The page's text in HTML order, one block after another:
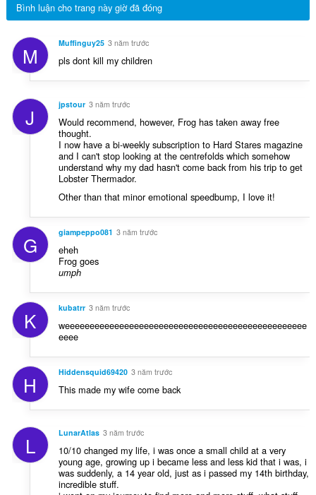
Bình luận cho trang này giờ đã đóng
M Muffinguy25 3 năm trước
pls dont kill my children
J jpstour 3 năm trước
Would recommend, however, Frog has taken away free
thought.
I now have a bi-weekly subscription to Hard Stares magazine
and I can't stop looking at the centrefolds which somehow
understand why my dad hasn't come back from his trip to get
Lobster Thermador.
Other than that minor emotional speedbump, I love it!
G giampeppo081 3 năm trước
eheh
Frog goes
umph
K kubatrr 3 năm trước
weeeeeeeeeeeeeeeeeeeeeeeeeeeeeeeeeeeeeeeeeeeeeeeee
eeee
H Hiddensquid69420 3 năm trước
This made my wife come back
L LunarAtlas 3 năm trước
10/10 changed my life, i was once a small child at a very
young age, growing up i became less and less kid that i was, i
was suddenly, a 14 year old, just as i passed my 14th birthday,
incredible stuff.